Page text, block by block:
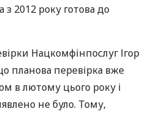
2012 року готова до
Нацкомфінпослуг Ігор
планова перевірка вже
в лютому цього року і
не було. Тому,